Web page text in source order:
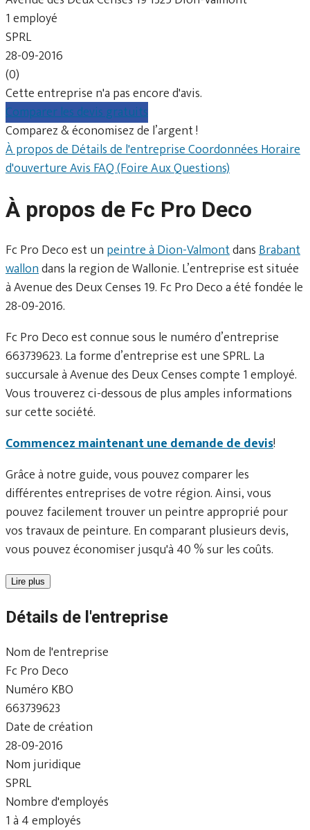
1 employé
SPRL
28-09-2016
(0)
Cette entreprise n'a pas encore d'avis.
Comparer les devis gratuits
Comparez & économisez de l’argent !
À propos deDétails de l'entrepriseCoordonnéesHoraire
d'ouvertureAvisFAQ (Foire Aux Questions)
À propos de Fc Pro Deco
Fc Pro Deco est un peintre à Dion-ValmontdansBrabant
wallondans la region de Wallonie. L’entreprise est située
à Avenue des Deux Censes 19. Fc Pro Deco a été fondée le
28-09-2016.
Fc Pro Deco est connue sous le numéro d’entreprise
663739623. La forme d’entreprise est une SPRL. La
succursale à Avenue des Deux Censes compte 1 employé.
Vous trouverez ci-dessous de plus amples informations
sur cette société.
Commencez maintenant une demande de devis!
Grâce à notre guide, vous pouvez comparer les
différentes entreprises de votre région. Ainsi, vous
pouvez facilement trouver un peintre approprié pour
vos travaux de peinture. En comparant plusieurs devis,
vous pouvez économiser jusqu'à 40 % sur les coûts.
Lire plus
Détails de l'entreprise
Nom de l'entreprise
Fc Pro Deco
Numéro KBO
663739623
Date de création
28-09-2016
Nom juridique
SPRL
Nombre d'employés
1 à 4 employés